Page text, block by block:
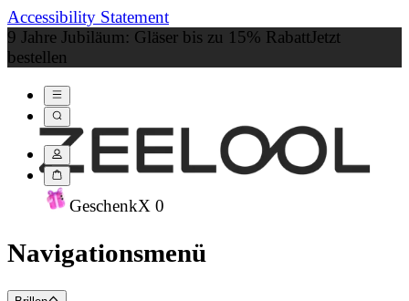
Accessibility Statement
9 Jahre Jubiläum: Gläser bis zu 15% RabattJetzt
bestellen
GeschenkX 0
Navigationsmenü